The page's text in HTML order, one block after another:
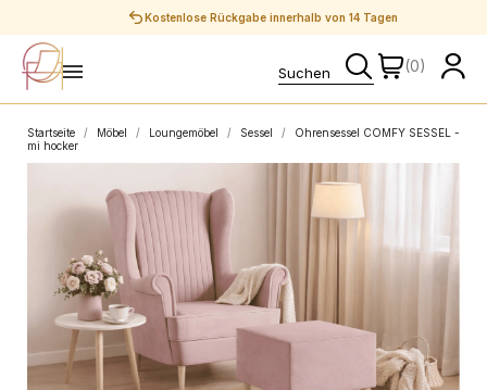
Sichere Zahlungen
(0)
Startseite Möbel Loungemöbel Sessel
Ohrensessel COMFY SESSEL -
mi hocker